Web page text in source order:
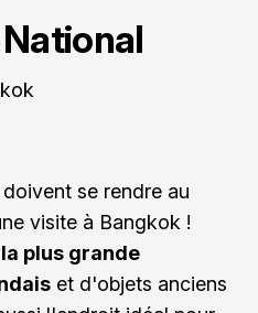
National
se rendre au
visite à Bangkok !
la plus grande
et d'objets anciens